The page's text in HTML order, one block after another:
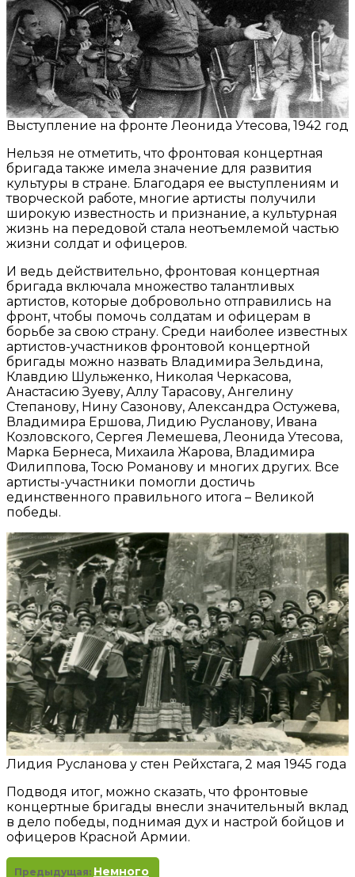
Выступление на фронте Леонида Утесова, 1942 год
Нельзя не отметить, что фронтовая концертная
бригада также имела значение для развития
культуры в стране. Благодаря ее выступлениям и
творческой работе, многие артисты получили
широкую известность и признание, а культурная
жизнь на передовой стала неотъемлемой частью
жизни солдат и офицеров.
И ведь действительно, фронтовая концертная
бригада включала множество талантливых
артистов, которые добровольно отправились на
фронт, чтобы помочь солдатам и офицерам в
борьбе за свою страну. Среди наиболее известных
артистов-участников фронтовой концертной
бригады можно назвать Владимира Зельдина,
Клавдию Шульженко, Николая Черкасова,
Анастасию Зуеву, Аллу Тарасову, Ангелину
Степанову, Нину Сазонову, Александра Остужева,
Владимира Ершова, Лидию Русланову, Ивана
Козловского, Сергея Лемешева, Леонида Утесова,
Марка Бернеса, Михаила Жарова, Владимира
Филиппова, Тосю Романову и многих других. Все
артисты-участники помогли достичь
единственного правильного итога – Великой
победы.
Лидия Русланова у стен Рейхстага, 2 мая 1945 года
Подводя итог, можно сказать, что фронтовые
концертные бригады внесли значительный вклад
в дело победы, поднимая дух и настрой бойцов и
офицеров Красной Армии.
Предыдущая: Немного